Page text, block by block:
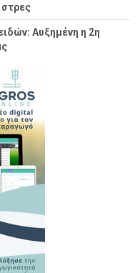
στρες
Αυξημένη η 2η